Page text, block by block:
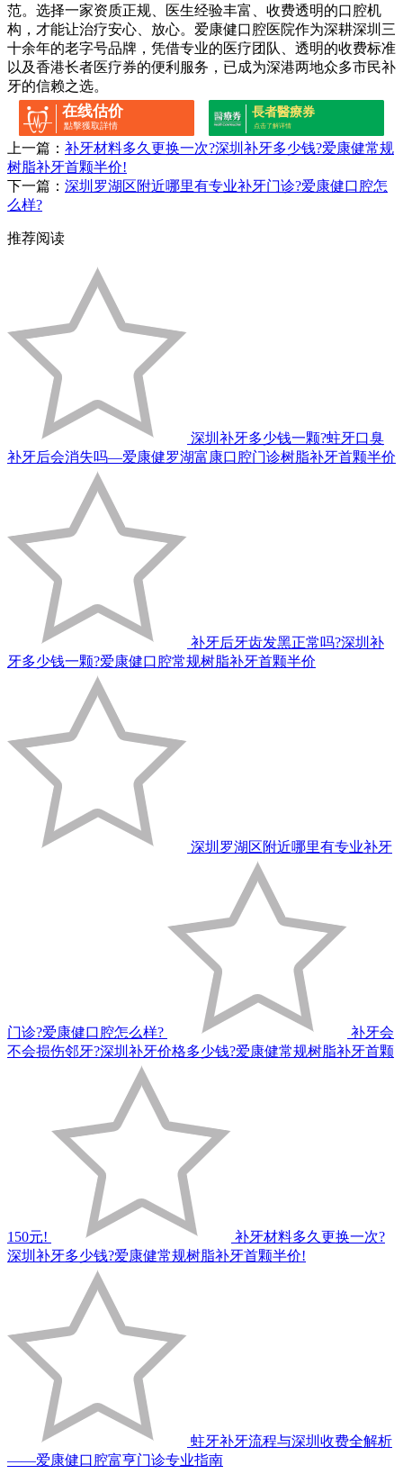
范。选择一家资质正规、医生经验丰富、收费透明的口腔机
构，才能让治疗安心、放心。爱康健口腔医院作为深耕深圳三
十余年的老字号品牌，凭借专业的医疗团队、透明的收费标准
以及香港长者医疗券的便利服务，已成为深港两地众多市民补
牙的信赖之选。
在线估价
點擊獲取詳情
長者醫療券
点击了解详情
上一篇： 补牙材料多久更换一次?深圳补牙多少钱?爱康健常规
树脂补牙首颗半价!
下一篇： 深圳罗湖区附近哪里有专业补牙门诊?爱康健口腔怎
么样?
推荐阅读
深圳补牙多少钱一颗?蛀牙口臭
补牙后会消失吗—爱康健罗湖富康口腔门诊树脂补牙首颗半价
补牙后牙齿发黑正常吗?深圳补
牙多少钱一颗?爱康健口腔常规树脂补牙首颗半价
深圳罗湖区附近哪里有专业补牙
门诊?爱康健口腔怎么样?
补牙会
不会损伤邻牙?深圳补牙价格多少钱?爱康健常规树脂补牙首颗
150元!
补牙材料多久更换一次?
深圳补牙多少钱?爱康健常规树脂补牙首颗半价!
蛀牙补牙流程与深圳收费全解析
——爱康健口腔富亨门诊专业指南